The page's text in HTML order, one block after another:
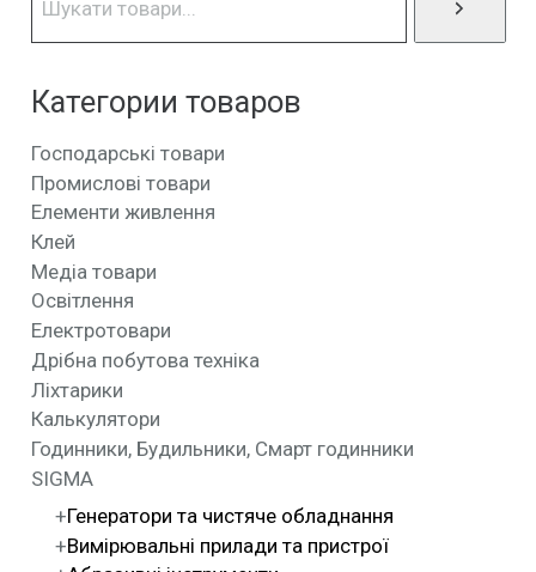
Категории товаров
Господарські товари
Промислові товари
Елементи живлення
Клей
Медіа товари
Освітлення
Електротовари
Дрібна побутова техніка
Ліхтарики
Калькулятори
Годинники, Будильники, Смарт годинники
SIGMA
Генератори та чистяче обладнання
Вимірювальні прилади та пристрої